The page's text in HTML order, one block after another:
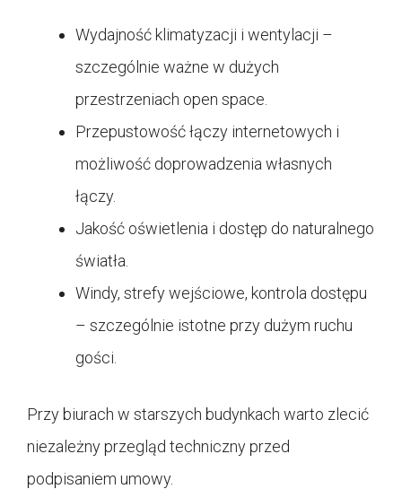
Wydajność klimatyzacji i wentylacji –
szczególnie ważne w dużych
przestrzeniach open space.
Przepustowość łączy internetowych i
możliwość doprowadzenia własnych
łączy.
Jakość oświetlenia i dostęp do naturalnego
światła.
Windy, strefy wejściowe, kontrola dostępu
– szczególnie istotne przy dużym ruchu
gości.
Przy biurach w starszych budynkach warto zlecić
niezależny przegląd techniczny przed
podpisaniem umowy.